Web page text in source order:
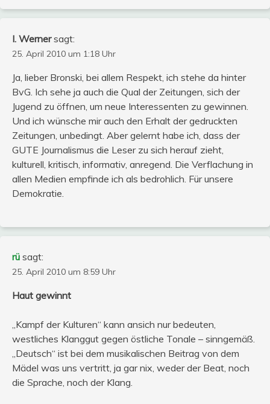
I. Werner sagt:
25. April 2010 um 1:18 Uhr
Ja, lieber Bronski, bei allem Respekt, ich stehe da hinter
BvG. Ich sehe ja auch die Qual der Zeitungen, sich der
Jugend zu öffnen, um neue Interessenten zu gewinnen.
Und ich wünsche mir auch den Erhalt der gedruckten
Zeitungen, unbedingt. Aber gelernt habe ich, dass der
GUTE Journalismus die Leser zu sich herauf zieht,
kulturell, kritisch, informativ, anregend. Die Verflachung in
allen Medien empfinde ich als bedrohlich. Für unsere
Demokratie.
rü sagt:
25. April 2010 um 8:59 Uhr
Haut gewinnt
„Kampf der Kulturen“ kann ansich nur bedeuten,
westliches Klanggut gegen östliche Tonale – sinngemäß.
„Deutsch“ ist bei dem musikalischen Beitrag von dem
Mädel was uns vertritt, ja gar nix, weder der Beat, noch
die Sprache, noch der Klang.